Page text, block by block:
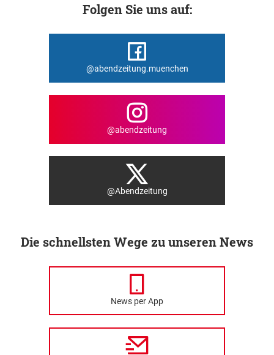
Folgen Sie uns auf:
@abendzeitung.muenchen
@abendzeitung
@Abendzeitung
Die schnellsten Wege zu unseren News
News per App